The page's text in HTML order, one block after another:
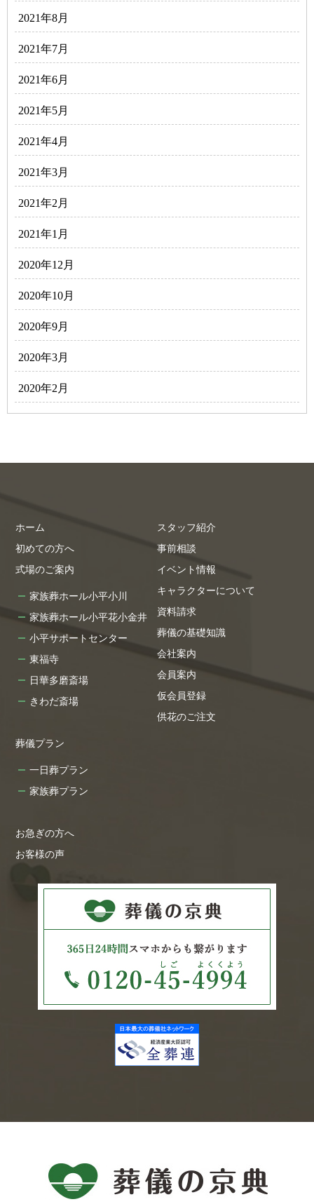
2021年8月
2021年7月
2021年6月
2021年5月
2021年4月
2021年3月
2021年2月
2021年1月
2020年12月
2020年10月
2020年9月
2020年3月
2020年2月
ホーム
初めての方へ
式場のご案内
家族葬ホール小平小川
家族葬ホール小平花小金井
小平サポートセンター
東福寺
日華多磨斎場
きわだ斎場
葬儀プラン
一日葬プラン
家族葬プラン
お急ぎの方へ
お客様の声
スタッフ紹介
事前相談
イベント情報
キャラクターについて
資料請求
葬儀の基礎知識
会社案内
会員案内
仮会員登録
供花のご注文